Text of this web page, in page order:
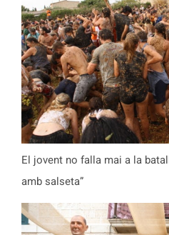
El jovent no falla mai a la
amb salseta”